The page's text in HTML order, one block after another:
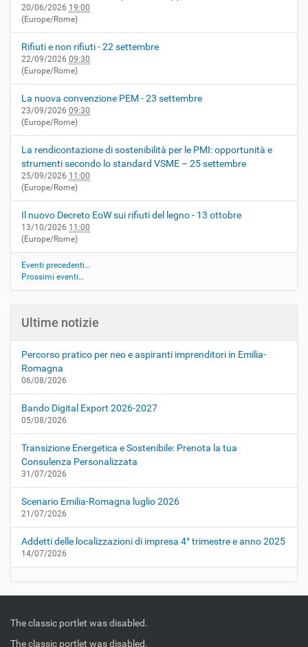
20/06/2026 19:00
(Europe/Rome)
Rifiuti e non rifiuti - 22 settembre
22/09/2026 09:30
(Europe/Rome)
La nuova convenzione PEM - 23 settembre
23/09/2026 09:30
(Europe/Rome)
La rendicontazione di sostenibilità per le PMI: opportunità e
strumenti secondo lo standard VSME – 25 settembre
25/09/2026 11:00
(Europe/Rome)
Il nuovo Decreto EoW sui rifiuti del legno - 13 ottobre
13/10/2026 11:00
(Europe/Rome)
Eventi precedenti…
Prossimi eventi…
Ultime notizie
Percorso pratico per neo e aspiranti imprenditori in Emilia-
Romagna
06/08/2026
Bando Digital Export 2026-2027
05/08/2026
Transizione Energetica e Sostenibile: Prenota la tua
Consulenza Personalizzata
31/07/2026
Scenario Emilia-Romagna luglio 2026
21/07/2026
Addetti delle localizzazioni di impresa 4° trimestre e anno 2025
14/07/2026
The classic portlet was disabled.
The classic portlet was disabled.